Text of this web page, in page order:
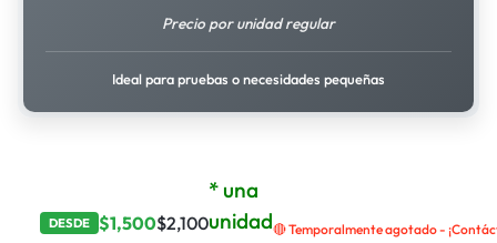
Precio por unidad regular
Ideal para pruebas o necesidades pequeñas
DESDE $1,500$2,100
* una
unidad🔴 Temporalmente agotado -